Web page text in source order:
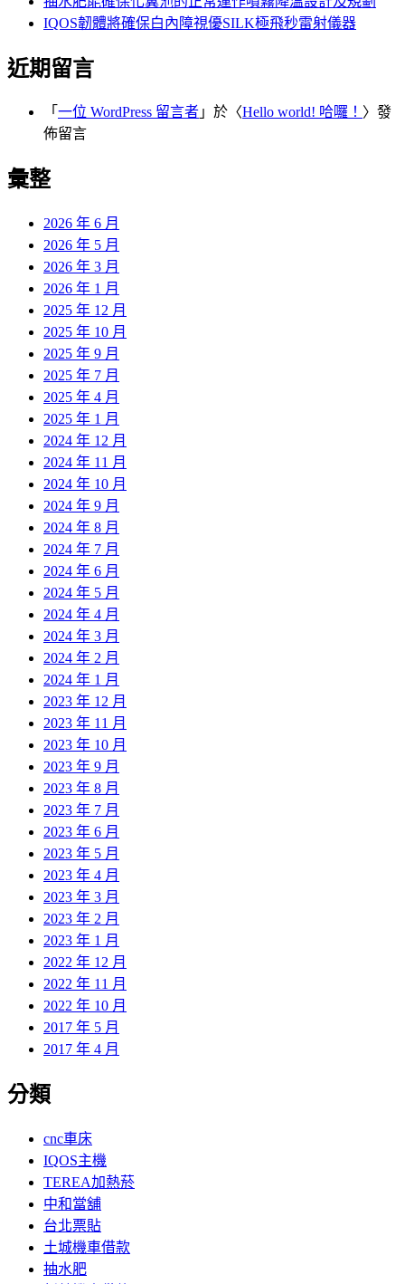
IQOS韌體將確保白內障視優SILK極飛秒雷射儀器
近期留言
「 一位 WordPress 留言者 」於〈Hello world! 哈囉！ 〉發
佈留言
彙整
2026 年 6 月
2026 年 5 月
2026 年 3 月
2026 年 1 月
2025 年 12 月
2025 年 10 月
2025 年 9 月
2025 年 7 月
2025 年 4 月
2025 年 1 月
2024 年 12 月
2024 年 11 月
2024 年 10 月
2024 年 9 月
2024 年 8 月
2024 年 7 月
2024 年 6 月
2024 年 5 月
2024 年 4 月
2024 年 3 月
2024 年 2 月
2024 年 1 月
2023 年 12 月
2023 年 11 月
2023 年 10 月
2023 年 9 月
2023 年 8 月
2023 年 7 月
2023 年 6 月
2023 年 5 月
2023 年 4 月
2023 年 3 月
2023 年 2 月
2023 年 1 月
2022 年 12 月
2022 年 11 月
2022 年 10 月
2017 年 5 月
2017 年 4 月
分類
cnc車床
IQOS主機
TEREA加熱菸
中和當舖
台北票貼
土城機車借款
抽水肥